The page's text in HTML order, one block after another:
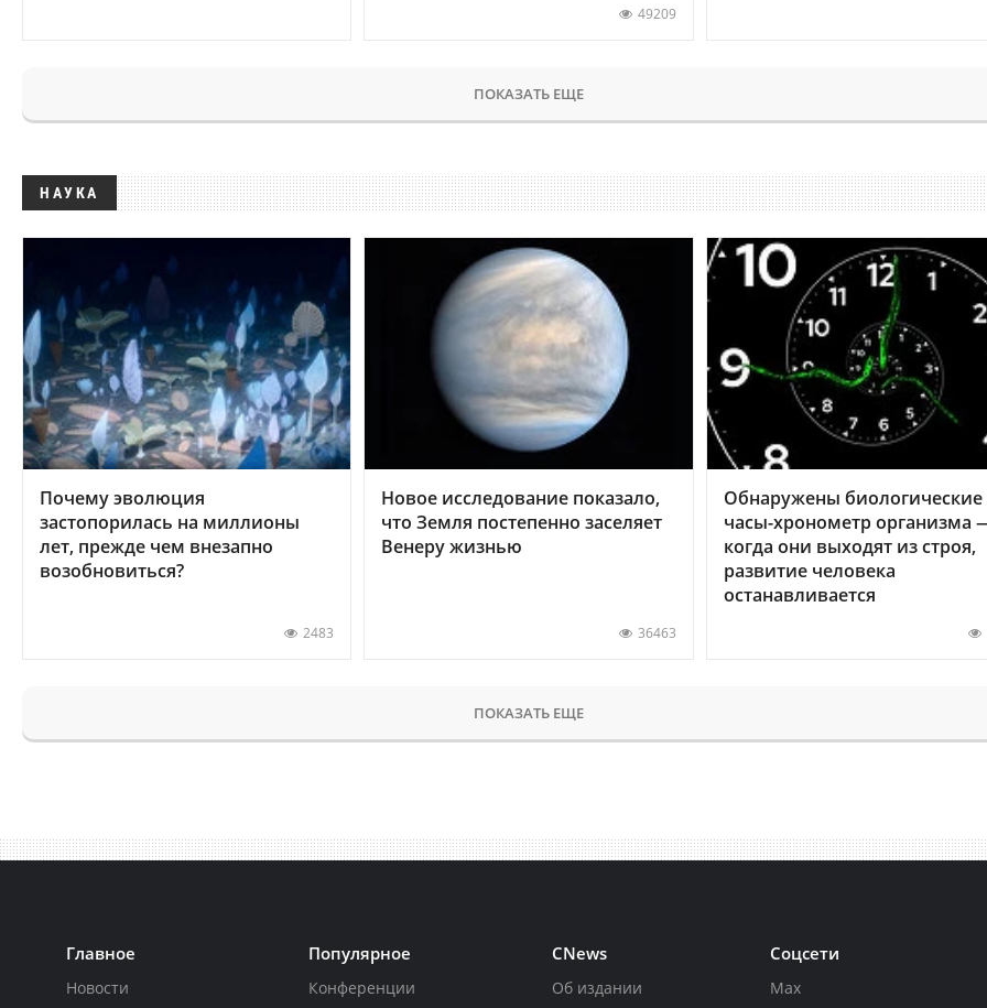
49209
ПОКАЗАТЬ ЕЩЕ
НАУКА
Почему эволюция
застопорилась на миллионы
лет, прежде чем внезапно
возобновиться?
2483
Новое исследование показало,
что Земля постепенно заселяет
Венеру жизнью
36463
Обнаружены биологические
часы-хронометр организма
когда они выходят из строя,
развитие человека
останавливается
ПОКАЗАТЬ ЕЩЕ
Главное
Новости
Популярное
Конференции
CNews
Об издании
Соцсети
Max